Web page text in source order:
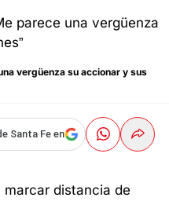
vergüenza su accionar y sus
Santa Fe en
marcar distancia de